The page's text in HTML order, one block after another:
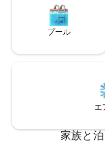
プール
エ
家族と